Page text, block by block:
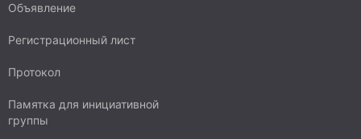
Объявление
Регистрационный лист
Протокол
Памятка для инициативной
группы